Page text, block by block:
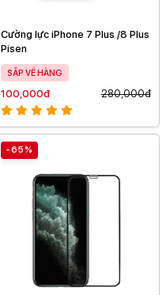
Cường lực iPhone 7 Plus /8 Plus
Pisen
SẮP VỀ HÀNG
100,000đ 280,000đ
-65%